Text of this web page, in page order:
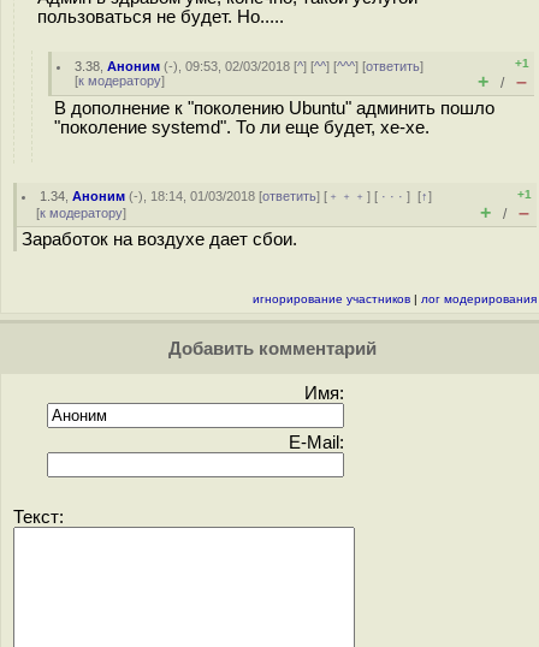
пользоваться не будет. Но.....
3.38 ,Аноним (-), 09:53, 02/03/2018 [^] [^^] [^^^] [ответить]
[к модератору]
+1
+ / –
В дополнение к "поколению Ubuntu" админить пошло
"поколение systemd". То ли еще будет, хе-хе.
1.34 ,Аноним (-), 18:14, 01/03/2018 [ответить] [ ﹢﹢﹢] [ · · ·][↑]
[к модератору]
+1
+ / –
Заработок на воздухе дает сбои.
игнорирование участников | лог модерирования
Добавить комментарий
Имя:
E-Mail:
Текст: